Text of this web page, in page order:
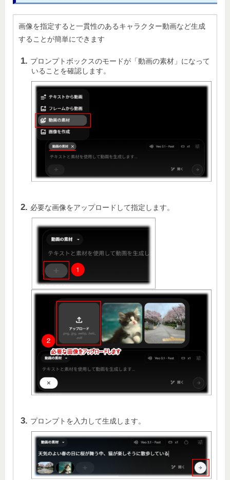
画像を指定すると一貫性のあるキャラクター動画など生成
することが簡単にできます
プロンプトボックスのモードが「動画の素材」になって
いることを確認します。
必要な画像をアップロードして指定します。
プロンプトを入力して生成します。